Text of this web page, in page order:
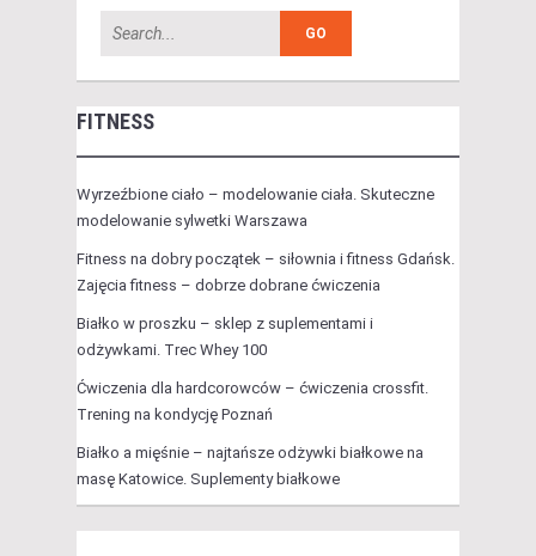
FITNESS
Wyrzeźbione ciało – modelowanie ciała. Skuteczne
modelowanie sylwetki Warszawa
Fitness na dobry początek – siłownia i fitness Gdańsk.
Zajęcia fitness – dobrze dobrane ćwiczenia
Białko w proszku – sklep z suplementami i
odżywkami. Trec Whey 100
Ćwiczenia dla hardcorowców – ćwiczenia crossfit.
Trening na kondycję Poznań
Białko a mięśnie – najtańsze odżywki białkowe na
masę Katowice. Suplementy białkowe